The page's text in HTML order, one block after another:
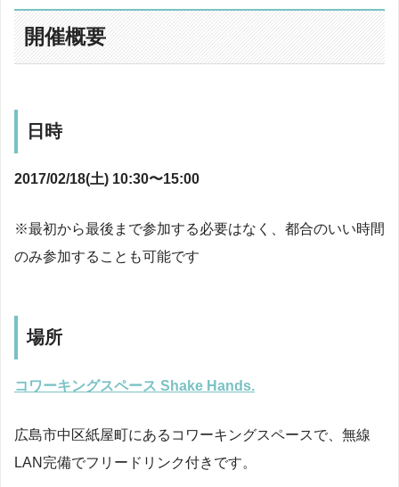
開催概要
日時
2017/02/18(土) 10:30〜15:00
※最初から最後まで参加する必要はなく、都合のいい時間
のみ参加することも可能です
場所
コワーキングスペース Shake Hands.
広島市中区紙屋町にあるコワーキングスペースで、無線
LAN完備でフリードリンク付きです。